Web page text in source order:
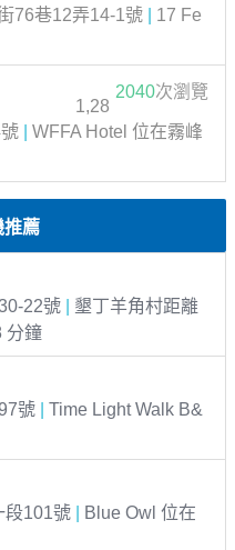
76巷12弄14-1號
17 Fe
2040次瀏覽
1,28
WFFA Hotel 位在霧峰
推薦
22號
墾丁羊角村距離
分鐘
號
Time Light Walk B&
段101號
Blue Owl 位在